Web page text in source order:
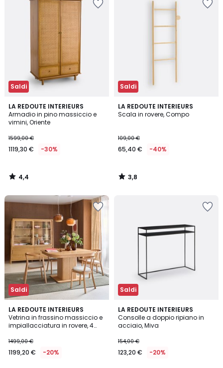
Saldi
LA REDOUTE INTERIEURS
Armadio in pino massiccio e
vimini, Oriente
1599,00 €
1119,30 € -30%
4,4
/ 5
4,4
/
Saldi
LA REDOUTE INTERIEURS
Scala in rovere, Compo
109,00 €
65,40 € -40%
3,8
/ 5
3,8
/
Saldi
LA REDOUTE INTERIEURS
Vetrina in frassino massiccio e
impiallacciatura in rovere, 4
1499,00 €
1199,20 € -20%
Saldi
LA REDOUTE INTERIEURS
Consolle a doppio ripiano in
acciaio, Miva
154,00 €
123,20 € -20%
4,6
/ 5